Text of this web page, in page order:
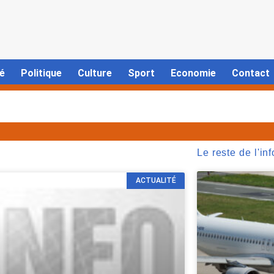
Politique Culture Sport Economie Contact
ACTUALITÉ
Le reste de